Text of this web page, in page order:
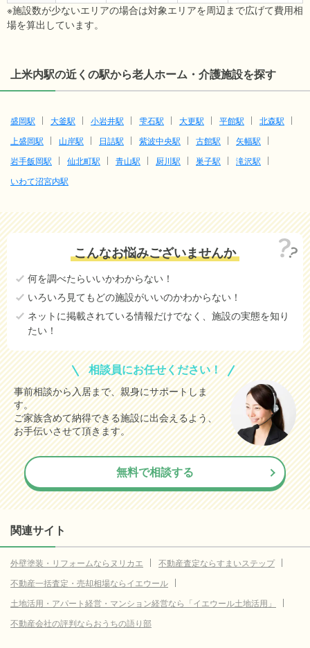
※施設数が少ないエリアの場合は対象エリアを周辺まで広げて費用相
場を算出しています。
上米内駅の近くの駅から老人ホーム・介護施設を探す
盛岡駅 大釜駅 小岩井駅 雫石駅 大更駅 平館駅
北森駅
上盛岡駅
山岸駅 日詰駅 紫波中央駅 古館駅
矢幅駅
岩手飯岡駅
仙北町駅 青山駅 厨川駅 巣子駅
滝沢駅
いわて沼宮内駅
こんなお悩みございませんか
何を調べたらいいかわからない！
いろいろ見てもどの施設がいいのかわからない！
ネットに掲載されている情報だけでなく、施設の実態を知り
たい！
相談員にお任せください！
事前相談から入居まで、親身にサポートしま
す。
ご家族含めて納得できる施設に出会えるよう、
お手伝いさせて頂きます。
無料で相談する
関連サイト
外壁塗装・リフォームならヌリカエ
不動産査定ならすまいステップ
不動産一括査定・売却相場ならイエウール
土地活用・アパート経営・マンション経営なら「イエウール土地活用」
不動産会社の評判ならおうちの語り部